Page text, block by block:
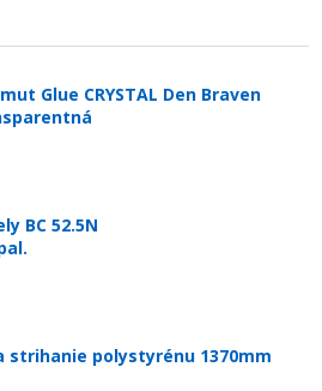
Glue CRYSTAL Den Braven
BC 52.5N
strihanie polystyrénu 1370mm